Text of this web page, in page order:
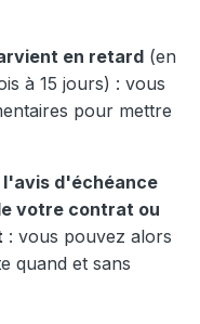
en retard (en
à 15 jours) : vous
pour mettre
l'avis d'échéance
votre contrat ou
: vous pouvez alors
quand et sans